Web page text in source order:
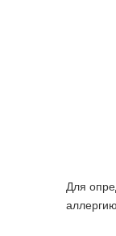
Для
аллергию.